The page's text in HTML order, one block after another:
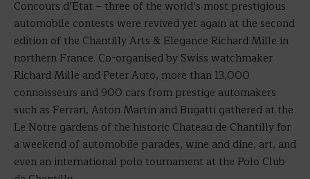
Concours d’Etat – three of the world’s most prestigious
automobile contests were revived yet again at the second
edition of the Chantilly Arts & Elegance Richard Mille in
northern France. Co-organised by Swiss watchmaker
Richard Mille and Peter Auto, more than 13,000
connoisseurs and 900 cars from prestige automakers
such as Ferrari, Aston Martin and Bugatti gathered at the
Le Notre gardens of the historic Chateau de Chantilly for
a weekend of automobile parades, wine and dine, art, and
even an international polo tournament at the Polo Club